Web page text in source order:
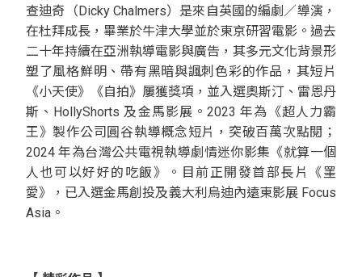
查迪奇（Dicky Chalmers）是來自英國的編劇／導演，
在杜拜成長，畢業於牛津大學並於東京研習電影。過去
二十年持續在亞洲執導電影與廣告，其多元文化背景形
塑了風格鮮明、帶有黑暗與諷刺色彩的作品，其短片
《小天使》《自拍》屢獲獎項，並入選奧斯汀、雷恩丹
斯、HollyShorts 及金馬影展。2023 年為《超人力霸
王》製作公司圓谷執導概念短片，突破百萬次點閱；
2024 年為台灣公共電視執導劇情迷你影集《就算一個
人也可以好好的吃飯》。目前正開發首部長片《罣
愛》，已入選金馬創投及義大利烏迪內遠東影展 Focus
Asia。